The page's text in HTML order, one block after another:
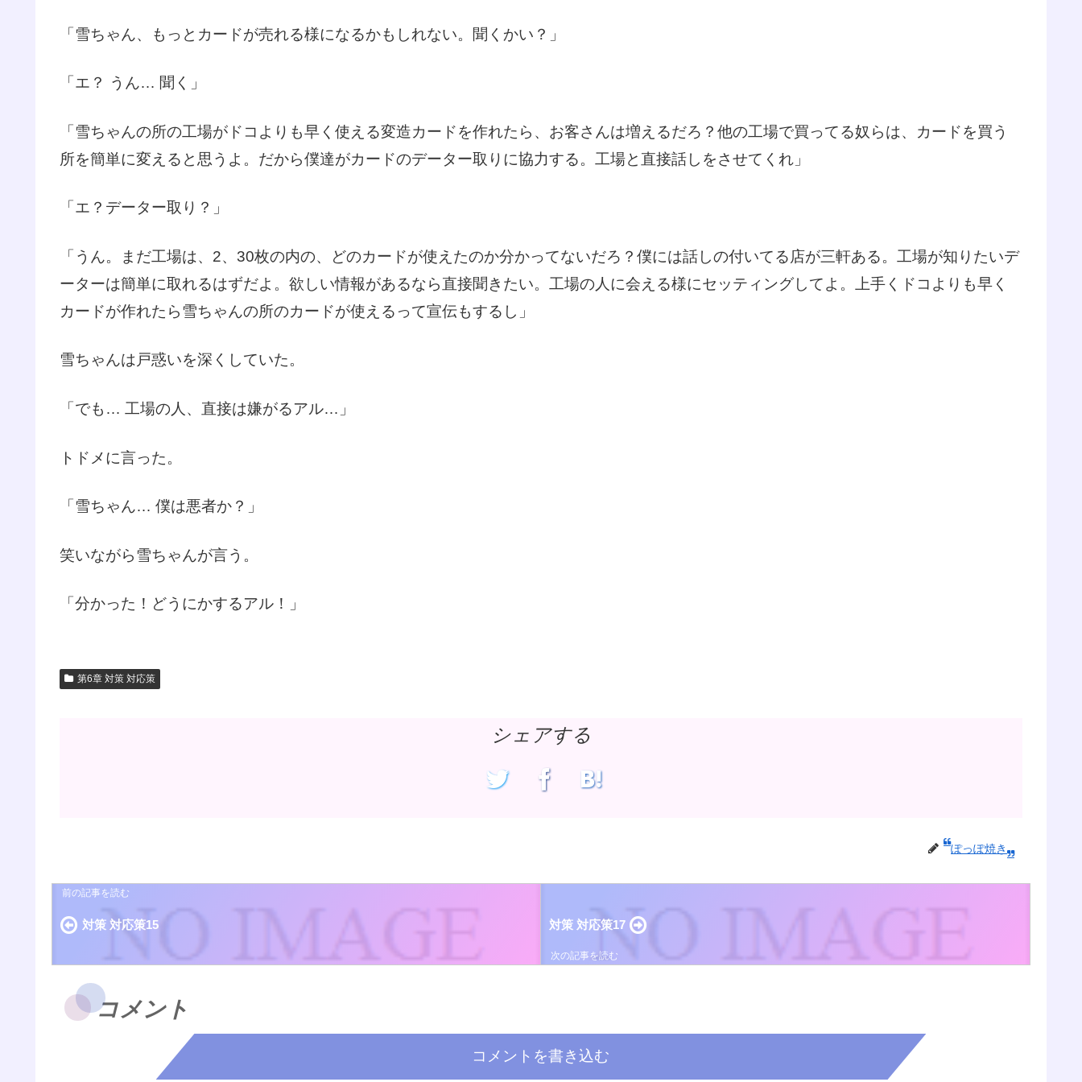
「雪ちゃん、もっとカードが売れる様になるかもしれない。聞くかい？」
「エ？ うん… 聞く」
「雪ちゃんの所の工場がドコよりも早く使える変造カードを作れたら、お客さんは増えるだろ？他の工場で買ってる奴らは、カードを買う
所を簡単に変えると思うよ。だから僕達がカードのデーター取りに協力する。工場と直接話しをさせてくれ」
「エ？データー取り？」
「うん。まだ工場は、2、30枚の内の、どのカードが使えたのか分かってないだろ？僕には話しの付いてる店が三軒ある。工場が知りたいデ
ーターは簡単に取れるはずだよ。欲しい情報があるなら直接聞きたい。工場の人に会える様にセッティングしてよ。上手くドコよりも早く
カードが作れたら雪ちゃんの所のカードが使えるって宣伝もするし」
雪ちゃんは戸惑いを深くしていた。
「でも… 工場の人、直接は嫌がるアル…」
トドメに言った。
「雪ちゃん… 僕は悪者か？」
笑いながら雪ちゃんが言う。
「分かった！どうにかするアル！」
第6章 対策 対応策
シェアする
ぽっぽ焼き
対策 対応策15 対策 対応策17
コメント
コメントを書き込む